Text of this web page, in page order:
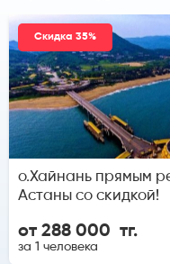
Скидка 35%
о.Хайнань прямым
Астаны со скидкой!
от 288 000 тг.
за 1 человека